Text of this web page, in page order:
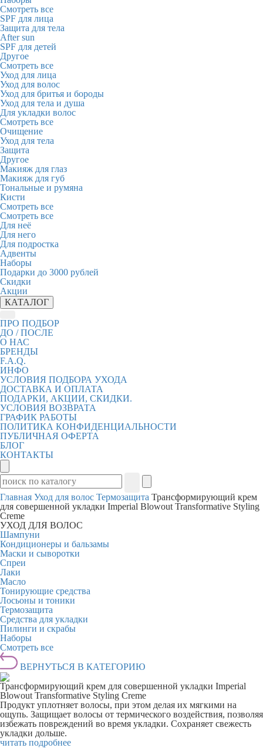
Смотреть все
SPF для лица
Защита для тела
After sun
SPF для детей
Другое
Смотреть все
Уход для лица
Уход для волос
Уход для бритья и бороды
Уход для тела и душа
Для укладки волос
Смотреть все
Очищение
Уход для тела
Защита
Другое
Макияж для глаз
Макияж для губ
Тональные и румяна
Кисти
Смотреть все
Смотреть все
Для неё
Для него
Для подростка
Адвенты
Наборы
Подарки до 3000 рублей
Скидки
Акции
КАТАЛОГ
ПРО ПОДБОР
ДО / ПОСЛЕ
О НАС
БРЕНДЫ
F.A.Q.
ИНФО
УСЛОВИЯ ПОДБОРА УХОДА
ДОСТАВКА И ОПЛАТА
ПОДАРКИ, АКЦИИ, СКИДКИ.
УСЛОВИЯ ВОЗВРАТА
ГРАФИК РАБОТЫ
ПОЛИТИКА КОНФИДЕНЦИАЛЬНОСТИ
ПУБЛИЧНАЯ ОФЕРТА
БЛОГ
КОНТАКТЫ
Главная Уход для волос Термозащита Трансформирующий крем
для совершенной укладки Imperial Blowout Transformative Styling
Creme
УХОД ДЛЯ ВОЛОС
Шампуни
Кондиционеры и бальзамы
Маски и сыворотки
Спреи
Лаки
Масло
Тонирующие средства
Лосьоны и тоники
Термозащита
Средства для укладки
Пилинги и скрабы
Наборы
Смотреть все
ВЕРНУТЬСЯ В КАТЕГОРИЮ
Трансформирующий крем для совершенной укладки Imperial
Blowout Transformative Styling Creme
Продукт уплотняет волосы, при этом делая их мягкими на
ощупь. Защищает волосы от термического воздействия, позволяя
избежать повреждений во время укладки. Сохраняет свежесть
укладки дольше.
читать подробнее